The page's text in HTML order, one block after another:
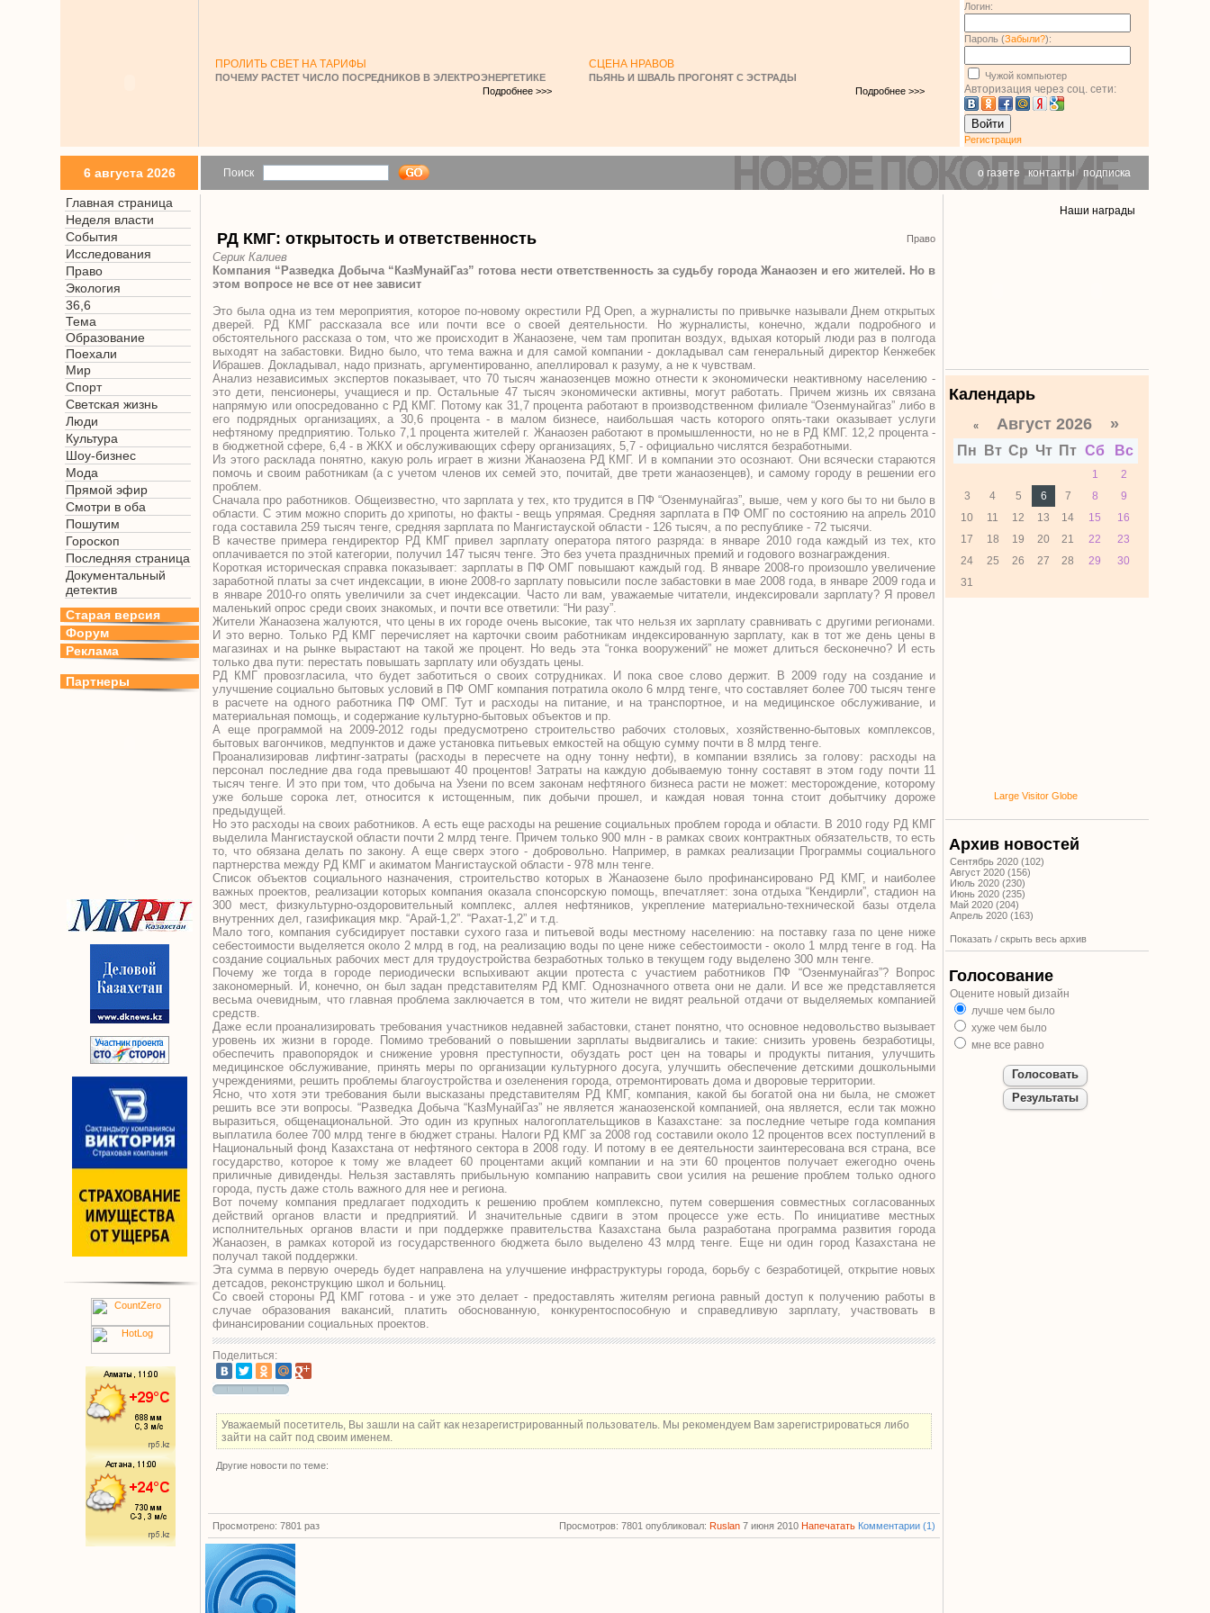
ПРОЛИТЬ СВЕТ НА ТАРИФЫ
ПОЧЕМУ РАСТЕТ ЧИСЛО ПОСРЕДНИКОВ В ЭЛЕКТРОЭНЕРГЕТИКЕ
Подробнее >>>
СЦЕНА НРАВОВ
ПЬЯНЬ И ШВАЛЬ ПРОГОНЯТ С ЭСТРАДЫ
Подробнее >>>
Логин:
Пароль (Забыли?):
Чужой компьютер
Авторизация через соц. сети:
Войти
Регистрация
6 августа 2026 Поиск о газете |контакты| подписка
Главная страница
Неделя власти
События
Исследования
Право
Экология
36,6
Тема
Образование
Поехали
Мир
Спорт
Светская жизнь
Люди
Культура
Шоу-бизнес
Мода
Прямой эфир
Смотри в оба
Пошутим
Гороскоп
Последняя страница
Документальный
детектив
Старая версия
Форум
Реклама
Партнеры
РД КМГ: открытость и ответственность Право
Серик Калиев
Компания “Разведка Добыча “КазМунайГаз” готова нести ответственность за судьбу города Жанаозен и его жителей. Но в
этом вопросе не все от нее зависит
Это была одна из тем мероприятия, которое по-новому окрестили РД Open, а журналисты по привычке называли Днем открытых
дверей. РД КМГ рассказала все или почти все о своей деятельности. Но журналисты, конечно, ждали подробного и
обстоятельного рассказа о том, что же происходит в Жанаозене, чем там пропитан воздух, вдыхая который люди раз в полгода
выходят на забастовки. Видно было, что тема важна и для самой компании - докладывал сам генеральный директор Кенжебек
Ибрашев. Докладывал, надо признать, аргументированно, апеллировал к разуму, а не к чувствам.
Анализ независимых экспертов показывает, что 70 тысяч жанаозенцев можно отнести к экономически неактивному населению -
это дети, пенсионеры, учащиеся и пр. Остальные 47 тысяч экономически активны, могут работать. Причем жизнь их связана
напрямую или опосредованно с РД КМГ. Потому как 31,7 процента работают в производственном филиале “Озенмунайгаз” либо в
его подрядных организациях, а 30,6 процента - в малом бизнесе, наибольшая часть которого опять-таки оказывает услуги
нефтяному предприятию. Только 7,1 процента жителей г. Жанаозен работают в промышленности, но не в РД КМГ. 12,2 процента -
в бюджетной сфере, 6,4 - в ЖКХ и обслуживающих сферу организациях, 5,7 - официально числятся безработными.
Из этого расклада понятно, какую роль играет в жизни Жанаозена РД КМГ. И в компании это осознают. Они всячески стараются
помочь и своим работникам (а с учетом членов их семей это, почитай, две трети жанаозенцев), и самому городу в решении его
проблем.
Сначала про работников. Общеизвестно, что зарплата у тех, кто трудится в ПФ “Озенмунайгаз”, выше, чем у кого бы то ни было в
области. С этим можно спорить до хрипоты, но факты - вещь упрямая. Средняя зарплата в ПФ ОМГ по состоянию на апрель 2010
года составила 259 тысяч тенге, средняя зарплата по Мангистауской области - 126 тысяч, а по республике - 72 тысячи.
В качестве примера гендиректор РД КМГ привел зарплату оператора пятого разряда: в январе 2010 года каждый из тех, кто
оплачивается по этой категории, получил 147 тысяч тенге. Это без учета праздничных премий и годового вознаграждения.
Короткая историческая справка показывает: зарплаты в ПФ ОМГ повышают каждый год. В январе 2008-го произошло увеличение
заработной платы за счет индексации, в июне 2008-го зарплату повысили после забастовки в мае 2008 года, в январе 2009 года и
в январе 2010-го опять увеличили за счет индексации. Часто ли вам, уважаемые читатели, индексировали зарплату? Я провел
маленький опрос среди своих знакомых, и почти все ответили: “Ни разу”.
Жители Жанаозена жалуются, что цены в их городе очень высокие, так что нельзя их зарплату сравнивать с другими регионами.
И это верно. Только РД КМГ перечисляет на карточки своим работникам индексированную зарплату, как в тот же день цены в
магазинах и на рынке вырастают на такой же процент. Но ведь эта “гонка вооружений” не может длиться бесконечно? И есть
только два пути: перестать повышать зарплату или обуздать цены.
РД КМГ провозгласила, что будет заботиться о своих сотрудниках. И пока свое слово держит. В 2009 году на создание и
улучшение социально бытовых условий в ПФ ОМГ компания потратила около 6 млрд тенге, что составляет более 700 тысяч тенге
в расчете на одного работника ПФ ОМГ. Тут и расходы на питание, и на транспортное, и на медицинское обслуживание, и
материальная помощь, и содержание культурно-бытовых объектов и пр.
А еще программой на 2009-2012 годы предусмотрено строительство рабочих столовых, хозяйственно-бытовых комплексов,
бытовых вагончиков, медпунктов и даже установка питьевых емкостей на общую сумму почти в 8 млрд тенге.
Проанализировав лифтинг-затраты (расходы в пересчете на одну тонну нефти), в компании взялись за голову: расходы на
персонал последние два года превышают 40 процентов! Затраты на каждую добываемую тонну составят в этом году почти 11
тысяч тенге. И это при том, что добыча на Узени по всем законам нефтяного бизнеса расти не может: месторождение, которому
уже больше сорока лет, относится к истощенным, пик добычи прошел, и каждая новая тонна стоит добытчику дороже
предыдущей.
Но это расходы на своих работников. А есть еще расходы на решение социальных проблем города и области. В 2010 году РД КМГ
выделила Мангистауской области почти 2 млрд тенге. Причем только 900 млн - в рамках своих контрактных обязательств, то есть
то, что обязана делать по закону. А еще сверх этого - добровольно. Например, в рамках реализации Программы социального
партнерства между РД КМГ и акиматом Мангистауской области - 978 млн тенге.
Список объектов социального назначения, строительство которых в Жанаозене было профинансировано РД КМГ, и наиболее
важных проектов, реализации которых компания оказала спонсорскую помощь, впечатляет: зона отдыха “Кендирли”, стадион на
300 мест, физкультурно-оздоровительный комплекс, аллея нефтяников, укрепление материально-технической базы отдела
внутренних дел, газификация мкр. “Арай-1,2”. “Рахат-1,2” и т.д.
Мало того, компания субсидирует поставки сухого газа и питьевой воды местному населению: на поставку газа по цене ниже
себестоимости выделяется около 2 млрд в год, на реализацию воды по цене ниже себестоимости - около 1 млрд тенге в год. На
создание социальных рабочих мест для трудоустройства безработных только в текущем году выделено 300 млн тенге.
Почему же тогда в городе периодически вспыхивают акции протеста с участием работников ПФ “Озенмунайгаз”? Вопрос
закономерный. И, конечно, он был задан представителям РД КМГ. Однозначного ответа они не дали. И все же представляется
весьма очевидным, что главная проблема заключается в том, что жители не видят реальной отдачи от выделяемых компанией
средств.
Даже если проанализировать требования участников недавней забастовки, станет понятно, что основное недовольство вызывает
уровень их жизни в городе. Помимо требований о повышении зарплаты выдвигались и такие: снизить уровень безработицы,
обеспечить правопорядок и снижение уровня преступности, обуздать рост цен на товары и продукты питания, улучшить
медицинское обслуживание, принять меры по организации культурного досуга, улучшить обеспечение детскими дошкольными
учреждениями, решить проблемы благоустройства и озеленения города, отремонтировать дома и дворовые территории.
Ясно, что хотя эти требования были высказаны представителям РД КМГ, компания, какой бы богатой она ни была, не сможет
решить все эти вопросы. “Разведка Добыча “КазМунайГаз” не является жанаозенской компанией, она является, если так можно
выразиться, общенациональной. Это один из крупных налогоплательщиков в Казахстане: за последние четыре года компания
выплатила более 700 млрд тенге в бюджет страны. Налоги РД КМГ за 2008 год составили около 12 процентов всех поступлений в
Национальный фонд Казахстана от нефтяного сектора в 2008 году. И потому в ее деятельности заинтересована вся страна, все
государство, которое к тому же владеет 60 процентами акций компании и на эти 60 процентов получает ежегодно очень
приличные дивиденды. Нельзя заставлять прибыльную компанию направить свои усилия на решение проблем только одного
города, пусть даже столь важного для нее и региона.
Вот почему компания предлагает подходить к решению проблем комплексно, путем совершения совместных согласованных
действий органов власти и предприятий. И значительные сдвиги в этом процессе уже есть. По инициативе местных
исполнительных органов власти и при поддержке правительства Казахстана была разработана программа развития города
Жанаозен, в рамках которой из государственного бюджета было выделено 43 млрд тенге. Еще ни один город Казахстана не
получал такой поддержки.
Эта сумма в первую очередь будет направлена на улучшение инфраструктуры города, борьбу с безработицей, открытие новых
детсадов, реконструкцию школ и больниц.
Со своей стороны РД КМГ готова - и уже это делает - предоставлять жителям региона равный доступ к получению работы в
случае образования вакансий, платить обоснованную, конкурентоспособную и справедливую зарплату, участвовать в
финансировании социальных проектов.
Поделиться:
Уважаемый посетитель, Вы зашли на сайт как незарегистрированный пользователь. Мы рекомендуем Вам зарегистрироваться либо
зайти на сайт под своим именем.
Другие новости по теме:
Просмотрено: 7801 раз Просмотров: 7801 опубликовал:Ruslan 7 июня 2010Напечатать Комментарии (1)
Наши награды
Календарь
«Август 2026 »
Пн Вт Ср Чт Пт Сб Вс
1
2
3
4 5 6 7 8
9
10
11 12 13 14 15
16
17
18 19 20 21 22
23
24
25 26 27 28 29
30
31
Large Visitor Globe
Архив новостей
Сентябрь 2020 (102)
Август 2020 (156)
Июль 2020 (230)
Июнь 2020 (235)
Май 2020 (204)
Апрель 2020 (163)
Показать / скрыть весь архив
Голосование
Оцените новый дизайн
лучше чем было
хуже чем было
мне все равно